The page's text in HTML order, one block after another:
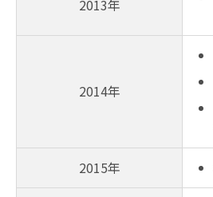
2013年
2014年
2015年